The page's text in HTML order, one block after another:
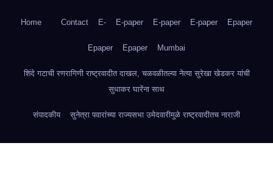
Home Contact E- E-paper E-paper E-paper Epaper
Epaper Epaper Mumbai
शिंदे गटाची रणरागिणी राष्ट्रवादीत दाखल, चळवळीतल्या नेत्या सुरेखा खेडकर यांची
सुधाकर घारेंना साथ
संपादकीय सुनेत्रा पवारांच्या राज्यसभा उमेदवारीमुळे राष्ट्रवादीतच नाराजी